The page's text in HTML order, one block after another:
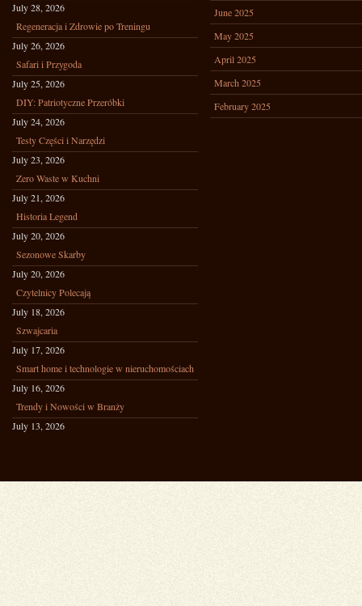
July 28, 2026
Regeneracja i Zdrowie po Treningu
July 26, 2026
Safari i Przygoda
July 25, 2026
DIY: Patriotyczne Przeróbki
July 24, 2026
Testy Części i Narzędzi
July 23, 2026
Zero Waste w Kuchni
July 21, 2026
Historia Legend
July 20, 2026
Sezonowe Skarby
July 20, 2026
Czytelnicy Polecają
July 18, 2026
Szwajcaria
July 17, 2026
Smart home i technologie w nieruchomościach
July 16, 2026
Trendy i Nowości w Branży
July 13, 2026
June 2025
May 2025
April 2025
March 2025
February 2025